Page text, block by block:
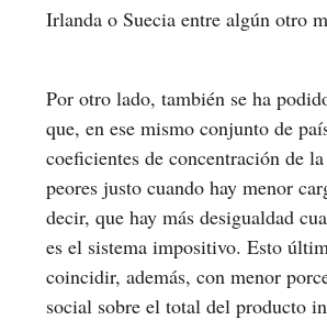
Irlanda o Suecia entre algún otro
Por otro lado, también se ha
que, en ese mismo conjunto de
coeficientes de concentración de
peores justo cuando hay menor
decir, que hay más desigualdad
es el sistema impositivo. Esto
coincidir, además, con menor
social sobre el total del producto